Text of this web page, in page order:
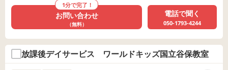
1分で完了！
お問い合わせ
（無料）
電話で聞く
050-1793-4244
放課後デイサービス ワールドキッズ国立谷保教室